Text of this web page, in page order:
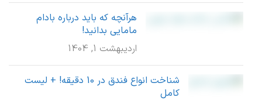
هرآنچه که باید درباره بادام
مامایی بدانید!
اردیبهشت 1, 1404
شناخت انواع فندق در 10 دقیقه! + لیست
کامل